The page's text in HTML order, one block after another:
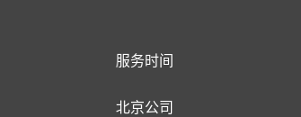
服务时间
北京公司